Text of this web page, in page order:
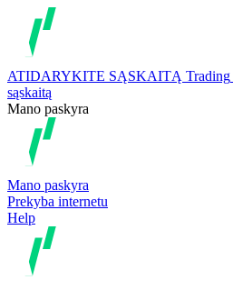
ATIDARYKITE SĄSKAITĄ Trading
sąskaitą
Mano paskyra
Mano paskyra
Prekyba internetu
Help